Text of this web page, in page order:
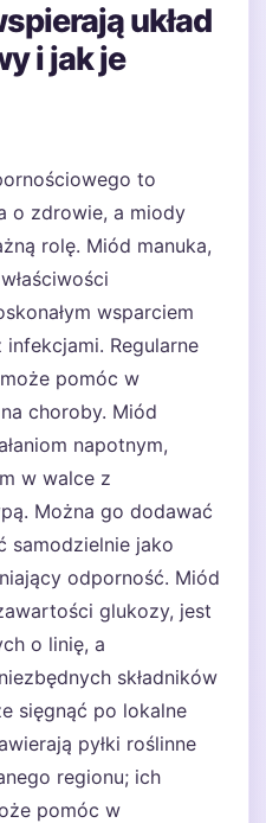
układ
i jak je
to
o zdrowie, a miody
rolę. Miód manuka,
wsparciem
Regularne
pomóc w
choroby. Miód
napotnym,
w walce z
Można go dodawać
samodzielnie jako
odporność. Miód
glukozy, jest
o linię, a
składników
sięgnąć po lokalne
pyłki roślinne
regionu; ich
pomóc w